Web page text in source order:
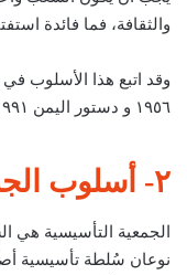
والثقافة، فما فائدة
وقد اتبع هذا الأسلوب
١٩٥٦ و دستور اليمن ١٩٩١.
٢- أسلوب الجمعية التأسيسية
الجمعية التأسيسية هي
نوعان سُلطة تأسيسية